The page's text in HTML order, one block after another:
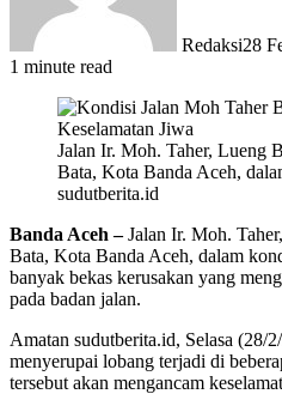
Redaksi28
1 minute read
Jalan Ir. Moh. Taher, Lueng
Bata, Kota Banda Aceh,
sudutberita.id
Banda Aceh –Jalan Ir. Moh.
Bata, Kota Banda Aceh, dalam
banyak bekas kerusakan yang
pada badan jalan.
Amatan sudutberita.id, Selasa (28/
menyerupai lobang terjadi di
tersebut akan mengancam